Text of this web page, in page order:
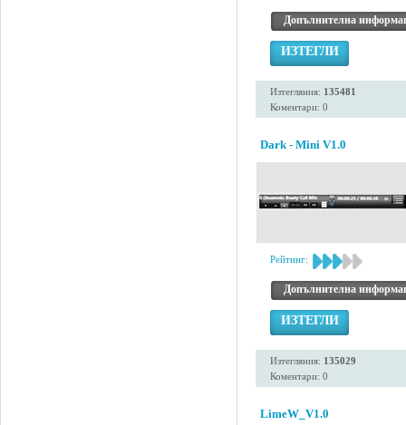
Допълнителна
ИЗТЕГЛИ
Изтегляния: 135481
Коментари: 0
Dark - Mini V1.0
Рейтинг:
Допълнителна
ИЗТЕГЛИ
Изтегляния: 135029
Коментари: 0
LimeW_V1.0